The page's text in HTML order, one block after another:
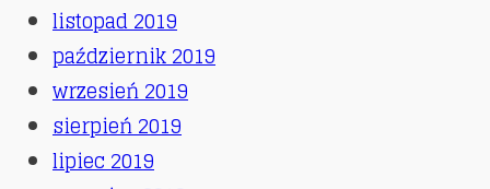
listopad 2019
październik 2019
wrzesień 2019
sierpień 2019
lipiec 2019